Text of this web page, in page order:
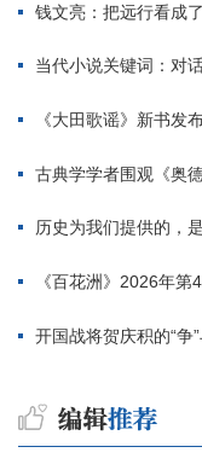
钱文亮：把远行看成
当代小说关键词：对
《大田歌谣》新书发
古典学学者围观《奥德
历史为我们提供的，是
《百花洲》2026年
开国战将贺庆积的“争”